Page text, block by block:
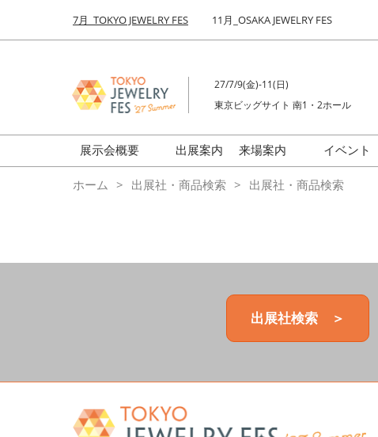
キ
し
て
む
to
7月_TOKYO JEWELRY FES 11月_OSAKA JEWELRY FES
27/7/9(金)-11(日)
東京ビッグサイト 南1・2ホール
展示会概要
前回来場者数
ミネラル&ストーンFES
出展案内
来場案内
会場の様子
イベント
ホーム 出展社・商品検索 出展社・商品検索
出展社検索 ＞